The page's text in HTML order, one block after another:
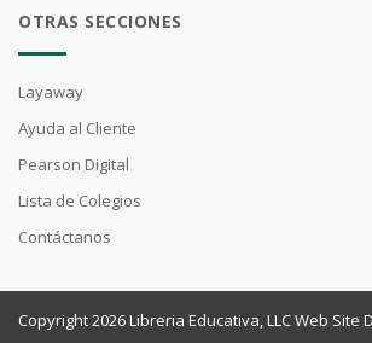
OTRAS SECCIONES
Layaway
Ayuda al Cliente
Pearson Digital
Lista de Colegios
Contáctanos
Copyright 2026 Libreria Educativa, LLC Web Site